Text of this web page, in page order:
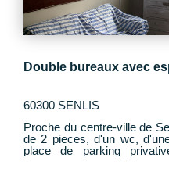
Double bureaux avec
60300 SENLIS
Proche du centre-ville de
de 2 pieces, d'un wc,
place de parking privative. Guillaume